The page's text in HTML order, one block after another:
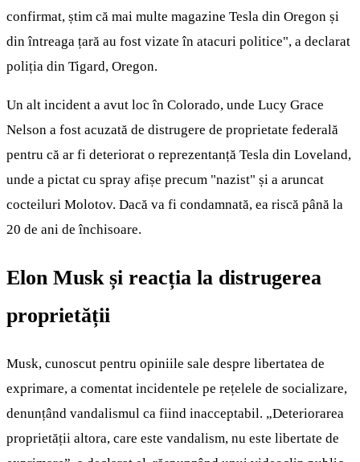
confirmat, știm că mai multe magazine Tesla din Oregon și
din întreaga țară au fost vizate în atacuri politice", a declarat
poliția din Tigard, Oregon.
Un alt incident a avut loc în Colorado, unde Lucy Grace
Nelson a fost acuzată de distrugere de proprietate federală
pentru că ar fi deteriorat o reprezentanță Tesla din Loveland,
unde a pictat cu spray afișe precum "nazist" și a aruncat
cocteiluri Molotov. Dacă va fi condamnată, ea riscă până la
20 de ani de închisoare.
Elon Musk și reacția la distrugerea
proprietății
Musk, cunoscut pentru opiniile sale despre libertatea de
exprimare, a comentat incidentele pe rețelele de socializare,
denunțând vandalismul ca fiind inacceptabil. „Deteriorarea
proprietății altora, care este vandalism, nu este libertate de